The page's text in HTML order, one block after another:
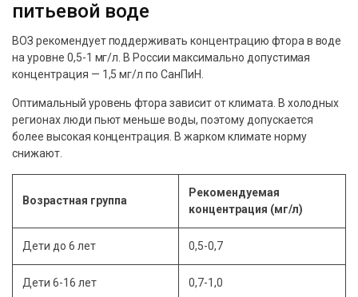
питьевой воде
ВОЗ рекомендует поддерживать концентрацию фтора в воде
на уровне 0,5-1 мг/л. В России максимально допустимая
концентрация — 1,5 мг/л по СанПиН.
Оптимальный уровень фтора зависит от климата. В холодных
регионах люди пьют меньше воды, поэтому допускается
более высокая концентрация. В жарком климате норму
снижают.
Возрастная группа
Рекомендуемая
концентрация (мг/л)
Дети до 6 лет 0,5-0,7
Дети 6-16 лет 0,7-1,0